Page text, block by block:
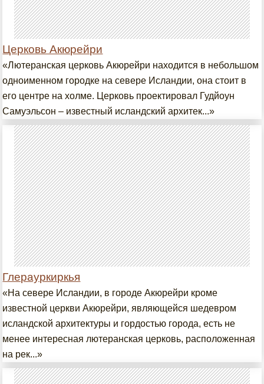
Церковь Акюрейри
«Лютеранская церковь Акюрейри находится в небольшом
одноименном городке на севере Исландии, она стоит в
его центре на холме. Церковь проектировал Гудйоун
Самуэльсон – известный исландский архитек...»
Глерауркиркья
«На севере Исландии, в городе Акюрейри кроме
известной церкви Акюрейри, являющейся шедевром
исландской архитектуры и гордостью города, есть не
менее интересная лютеранская церковь, расположенная
на рек...»